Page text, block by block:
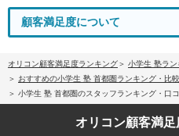
顧客満足度について
オリコン顧客満足度ランキング
小学生 塾ラ
おすすめの小学生 塾 首都圏ランキング・比較
小学生 塾 首都圏のスタッフランキング・口
オリコン顧客満足